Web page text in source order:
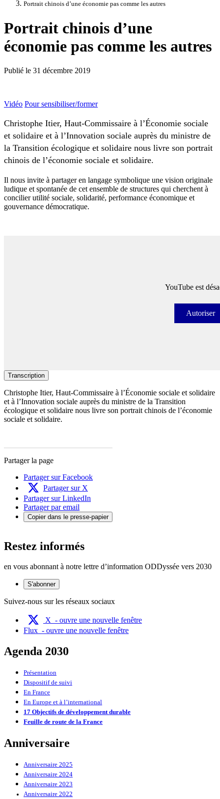
Portrait chinois d’une économie pas comme les autres
Portrait chinois d’une
économie pas comme les autres
Publié le 31 décembre 2019
Vidéo Pour sensibiliser/former
Christophe Itier, Haut-Commissaire à l’Économie sociale
et solidaire et à l’Innovation sociale auprès du ministre de
la Transition écologique et solidaire nous livre son portrait
chinois de l’économie sociale et solidaire.
Il nous invite à partager en langage symbolique une vision originale
ludique et spontanée de cet ensemble de structures qui cherchent à
concilier utilité sociale, solidarité, performance économique et
gouvernance démocratique.
YouTube est
Autoriser
Transcription
Christophe Itier, Haut-Commissaire à l’Économie sociale et solidaire
et à l’Innovation sociale auprès du ministre de la Transition
écologique et solidaire nous livre son portrait chinois de l’économie
sociale et solidaire.
Partager la page
Partager sur Facebook
Partager sur X
Partager sur LinkedIn
Partager par email
Copier dans le presse-papier
Restez informés
en vous abonnant à notre lettre d’information ODDyssée vers 2030
S'abonner
Suivez-nous sur les réseaux sociaux
X - ouvre une nouvelle fenêtre
Flux - ouvre une nouvelle fenêtre
Agenda 2030
Présentation
Dispositif de suivi
En France
En Europe et à l’international
17 Objectifs de développement durable
Feuille de route de la France
Anniversaire
Anniversaire 2025
Anniversaire 2024
Anniversaire 2023
Anniversaire 2022